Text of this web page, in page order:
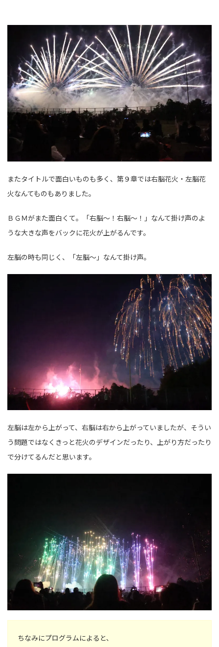
またタイトルで面白いものも多く、第９章では右脳花火・左脳花
火なんてものもありました。
ＢＧＭがまた面白くて。「右脳～！右脳～！」なんて掛け声のよ
うな大きな声をバックに花火が上がるんです。
左脳の時も同じく、「左脳～」なんて掛け声。
左脳は左から上がって、右脳は右から上がっていましたが、そうい
う問題ではなくきっと花火のデザインだったり、上がり方だったり
で分けてるんだと思います。
ちなみにプログラムによると、